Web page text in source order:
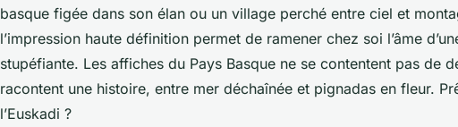
basque figée dans son élan ou un village perché entre ciel et
l’impression haute définition permet de ramener chez soi l’âme
stupéfiante. Les affiches du Pays Basque ne se contentent pas de
racontent une histoire, entre mer déchaînée et pignadas en fleur.
l’Euskadi ?